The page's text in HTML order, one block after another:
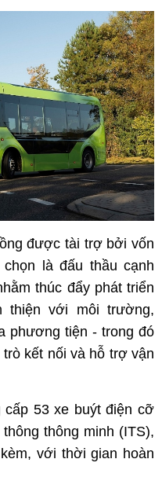
được tài trợ bởi vốn
là đấu thầu cạnh
thúc đẩy phát triển
thiện với môi trường,
phương tiện - trong đó
kết nối và hỗ trợ vận
cấp 53 xe buýt điện cỡ
thông minh (ITS),
với thời gian hoàn